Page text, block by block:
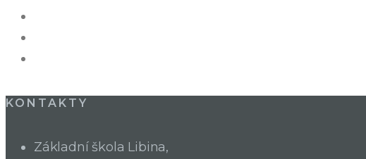
KONTAKTY
Základní škola Libina,